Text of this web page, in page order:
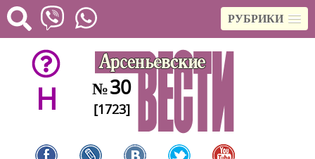
РУБРИКИ
H №30
[1723]